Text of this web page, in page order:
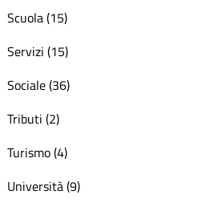
Scuola (15)
Servizi (15)
Sociale (36)
Tributi (2)
Turismo (4)
Università (9)